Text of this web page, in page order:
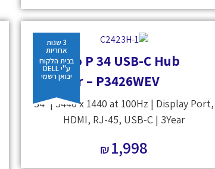
3 שנות
אחריות
בבית הלקוח
ע"י DELL
יבואן רשמי
Dell Pro P 34 USB-C Hub
Monitor – P3426WEV
34' | 3440 x 1440 at 100Hz | Display Port,
HDMI, RJ-45, USB-C | 3Year
₪1,998